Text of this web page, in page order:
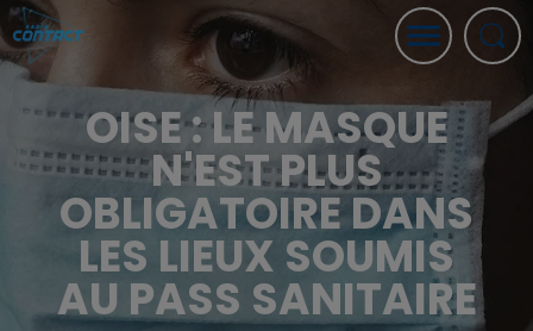
OISE : LE MASQUE
N'EST PLUS
OBLIGATOIRE DANS
LES LIEUX SOUMIS
AU PASS SANITAIRE